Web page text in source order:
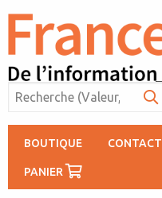
BOUTIQUE CONTACT
PANIER